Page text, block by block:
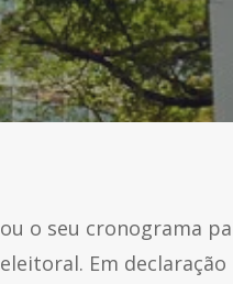
o seu cronograma
Em